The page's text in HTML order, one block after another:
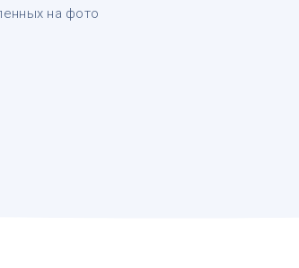
на фото